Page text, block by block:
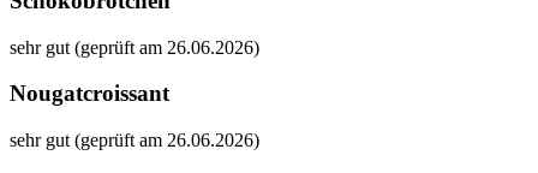
sehr gut (geprüft am 26.06.2026)
Nougatcroissant
sehr gut (geprüft am 26.06.2026)